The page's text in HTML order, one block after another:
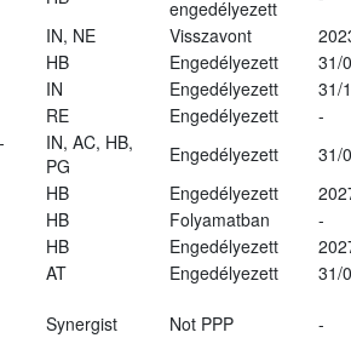
engedélyezett
IN, NE Visszavont
HB Engedélyezett
31/
IN Engedélyezett
31/
RE Engedélyezett
-
IN, AC, HB,
PG
Engedélyezett
31/
HB Engedélyezett
HB Folyamatban
-
HB Engedélyezett
AT Engedélyezett
31/
Synergist Not PPP -